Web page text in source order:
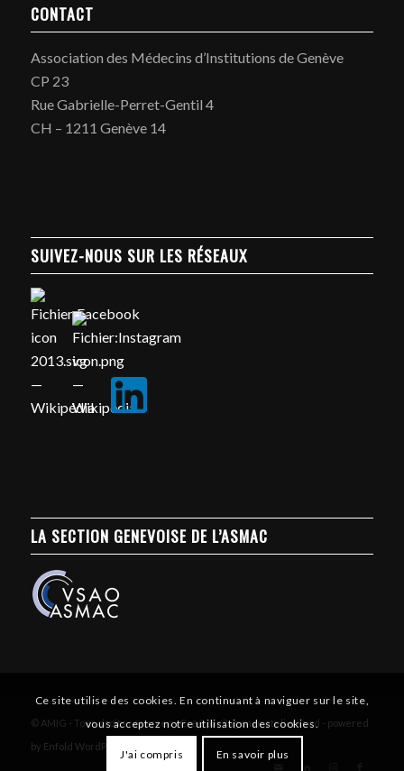
CONTACT
Association des Médecins d’Institutions de Genève
CP 23
Rue Gabrielle-Perret-Gentil 4
CH – 1211 Genève 14
SUIVEZ-NOUS SUR LES RÉSEAUX
LA SECTION GENEVOISE DE L’ASMAC
© AMIG - Tous droits réservés - Créé par l'agence atelierssud - powered
by Enfold WordPress Theme
Ce site utilise des cookies. En continuant à naviguer sur le site,
vous acceptez notre utilisation des cookies.
J'ai compris En savoir plus